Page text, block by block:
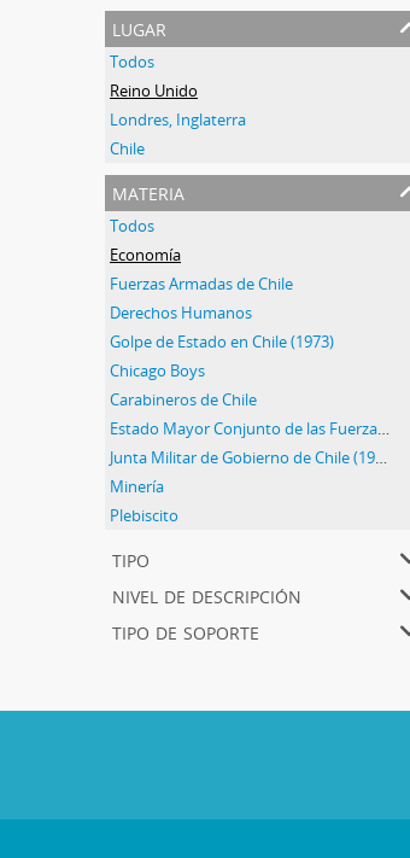
lugar
Todos
Reino Unido
Londres, Inglaterra
Chile
materia
Todos
Economía
Fuerzas Armadas de Chile
Derechos Humanos
Golpe de Estado en Chile (1973)
Chicago Boys
Carabineros de Chile
Estado Mayor Conjunto de las Fuerzas Armadas de Chile
Junta Militar de Gobierno de Chile (1973-1990)
Minería
Plebiscito
tipo
nivel de descripción
tipo de soporte